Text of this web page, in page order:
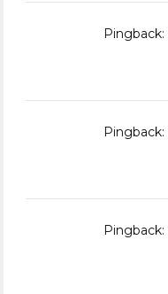
Pingback:
Pingback:
Pingback: